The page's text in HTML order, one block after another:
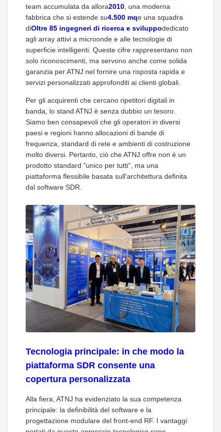
team accumulata da allora2010 , una moderna
fabbrica che si estende su4.500 mqe una squadra
diOltre 85 ingegneri di ricerca e sviluppodedicato
agli array attivi a microonde e alle tecnologie di
superficie intelligenti. Queste cifre rappresentano non
solo riconoscimenti, ma servono anche come solida
garanzia per ATNJ nel fornire una risposta rapida e
servizi personalizzati approfonditi ai clienti globali.
Per gli acquirenti che cercano ripetitori digitali in
banda, lo stand ATNJ è senza dubbio un tesoro.
Siamo ben consapevoli che gli operatori in diversi
paesi e regioni hanno allocazioni di bande di
frequenza, standard di rete e ambienti di costruzione
molto diversi. Pertanto, ciò che ATNJ offre non è un
prodotto standard "unico per tutti", ma una
piattaforma flessibile basata sull'architettura definita
dal software SDR.
Tecnologia principale: in che modo la
piattaforma SDR consente una
copertura personalizzata
Alla fiera, ATNJ ha evidenziato la sua competenza
principale: la definibilità del software e la
progettazione modulare del front-end RF. I vantaggi